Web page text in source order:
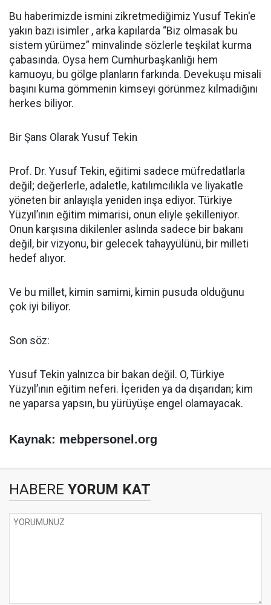
Bu haberimizde ismini zikretmediğimiz Yusuf Tekin'e
yakın bazı isimler , arka kapılarda “Biz olmasak bu
sistem yürümez” minvalinde sözlerle teşkilat kurma
çabasında. Oysa hem Cumhurbaşkanlığı hem
kamuoyu, bu gölge planların farkında. Devekuşu misali
başını kuma gömmenin kimseyi görünmez kılmadığını
herkes biliyor.
Bir Şans Olarak Yusuf Tekin
Prof. Dr. Yusuf Tekin, eğitimi sadece müfredatlarla
değil; değerlerle, adaletle, katılımcılıkla ve liyakatle
yöneten bir anlayışla yeniden inşa ediyor. Türkiye
Yüzyıl’ının eğitim mimarisi, onun eliyle şekilleniyor.
Onun karşısına dikilenler aslında sadece bir bakanı
değil, bir vizyonu, bir gelecek tahayyülünü, bir milleti
hedef alıyor.
Ve bu millet, kimin samimi, kimin pusuda olduğunu
çok iyi biliyor.
Son söz:
Yusuf Tekin yalnızca bir bakan değil. O, Türkiye
Yüzyıl’ının eğitim neferi. İçeriden ya da dışarıdan; kim
ne yaparsa yapsın, bu yürüyüşe engel olamayacak.
Kaynak: mebpersonel.org
HABERE YORUM KAT